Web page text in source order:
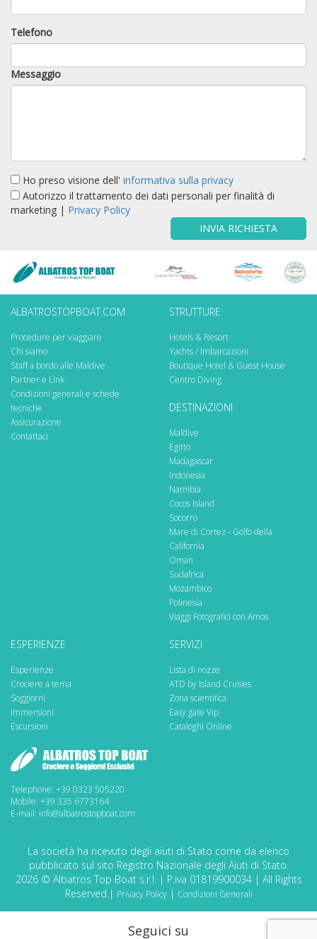
Telefono
Messaggio
Ho preso visione dell' informativa sulla privacy
Autorizzo il trattamento dei dati personali per finalità di
marketing | Privacy Policy
INVIA RICHIESTA
ALBATROSTOPBOAT.COM
Procedure per viaggiare
Chi siamo
Staff a bordo alle Maldive
Partner e Link
Condizioni generali e schede
tecniche
Assicurazione
Contattaci
STRUTTURE
Hotels & Resort
Yachts / Imbarcazioni
Boutique Hotel & Guest House
Centro Diving
DESTINAZIONI
Maldive
Egitto
Madagascar
Indonesia
Namibia
Cocos Island
Socorro
Mare di Cortez - Golfo della
California
Oman
Sudafrica
Mozambico
Polinesia
Viaggi Fotografici con Amos
ESPERIENZE
Esperienze
Crociere a tema
Soggiorni
Immersioni
Escursioni
SERVIZI
Lista di nozze
ATD by Island Cruises
Zona scientifica
Easy gate Vip
Cataloghi Online
Telephone: +39 0323 505220
Mobile: +39 335 6773164
E-mail: info@albatrostopboat.com
La società ha ricevuto degli aiuti di Stato come da elenco
pubblicato sul sito Registro Nazionale degli Aiuti di Stato.
2026 © Albatros Top Boat s.r.l. | P.iva 01819900034 | All Rights
Reserved.| Privacy Policy| Condizioni Generali
Seguici su